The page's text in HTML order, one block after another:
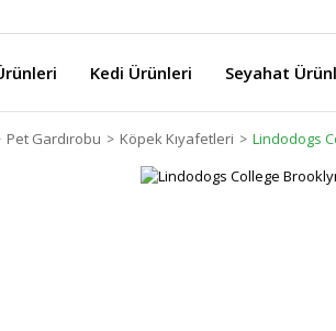
Kedi Ürünleri Seyahat
Pet Gardırobu Köpek Kıyafetleri Lindodogs